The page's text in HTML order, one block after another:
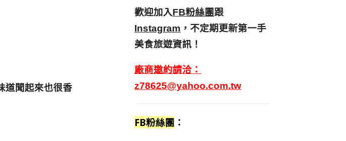
道聞起來也很香
歡迎加入FB粉絲團跟
Instagram ，不定期更新第一手
美食旅遊資訊！
廠商邀約請洽：
z78625@yahoo.com.tw
FB粉絲團 ：